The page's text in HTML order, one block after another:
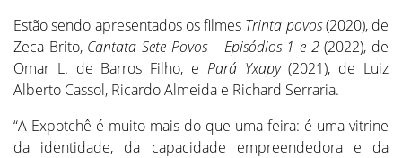
Estão sendo apresentados os filmes Trinta povos(2020), de
Zeca Brito, Cantata Sete Povos – Episódios 1 e 2(2022), de
Omar L. de Barros Filho, e Pará Yxapy(2021), de Luiz
Alberto Cassol, Ricardo Almeida e Richard Serraria.
“A Expotchê é muito mais do que uma feira: é uma vitrine
da identidade, da capacidade empreendedora e da